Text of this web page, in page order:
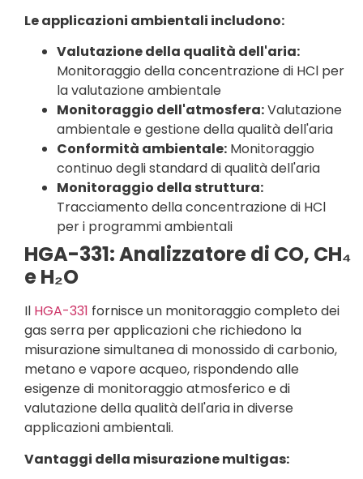
Le applicazioni ambientali includono:
Valutazione della qualità dell'aria:
Monitoraggio della concentrazione di HCl per
la valutazione ambientale
Monitoraggio dell'atmosfera:Valutazione
ambientale e gestione della qualità dell'aria
Conformità ambientale: Monitoraggio
continuo degli standard di qualità dell'aria
Monitoraggio della struttura:
Tracciamento della concentrazione di HCl
per i programmi ambientali
HGA-331: Analizzatore di CO, CH₄
e H₂O
Il HGA-331 fornisce un monitoraggio completo dei
gas serra per applicazioni che richiedono la
misurazione simultanea di monossido di carbonio,
metano e vapore acqueo, rispondendo alle
esigenze di monitoraggio atmosferico e di
valutazione della qualità dell'aria in diverse
applicazioni ambientali.
Vantaggi della misurazione multigas: